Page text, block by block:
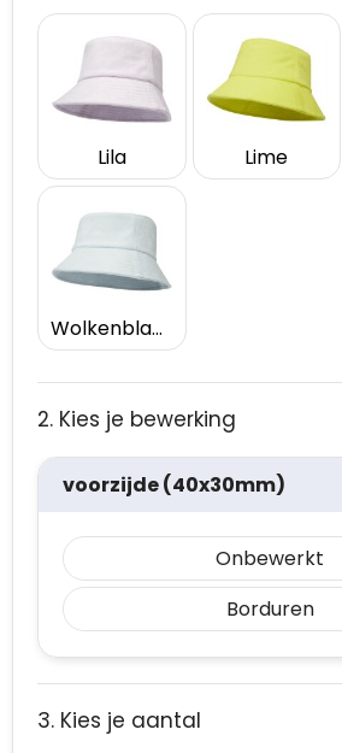
Lila Lime
Wolkenblauw
2. Kies je bewerking
voorzijde (40x30mm)
Onbewerkt
Borduren
3. Kies je aantal